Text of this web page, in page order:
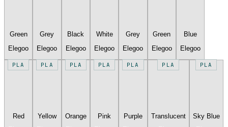
Green
Elegoo
Grey
Elegoo
Black
Elegoo
White
Elegoo
Grey
Elegoo
Green
Elegoo
Blue
Elegoo
PLA
Red
PLA
Yellow
PLA
Orange
PLA
Pink
PLA
Purple
PLA
Translucent
PLA
Sky Blue